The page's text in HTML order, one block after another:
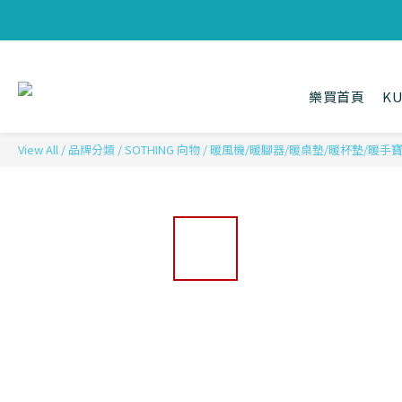
樂買首頁
View All / 品牌分類 /SOTHING 向物 /暖風機/暖腳器/暖桌墊/暖杯墊/暖手寶